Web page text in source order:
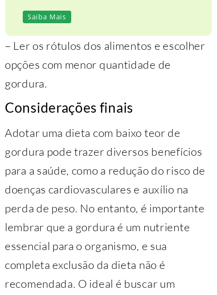
Saiba Mais
– Ler os rótulos dos alimentos e escolher
opções com menor quantidade de
gordura.
Considerações finais
Adotar uma dieta com baixo teor de
gordura pode trazer diversos benefícios
para a saúde, como a redução do risco de
doenças cardiovasculares e auxílio na
perda de peso. No entanto, é importante
lembrar que a gordura é um nutriente
essencial para o organismo, e sua
completa exclusão da dieta não é
recomendada. O ideal é buscar um